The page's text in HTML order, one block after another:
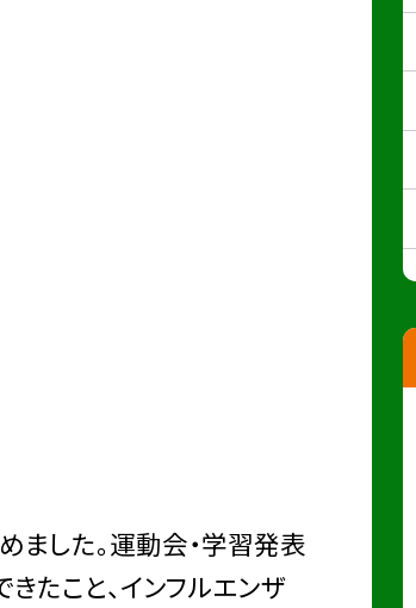
ました。運動会・学習発表
たこと、インフルエンザ